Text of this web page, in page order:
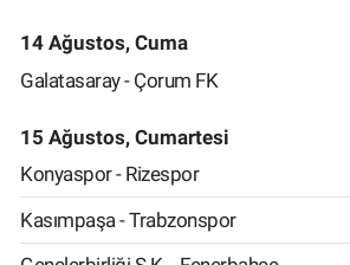
14 Ağustos, Cuma
Galatasaray - Çorum FK
15 Ağustos, Cumartesi
Konyaspor - Rizespor
Kasımpaşa - Trabzonspor